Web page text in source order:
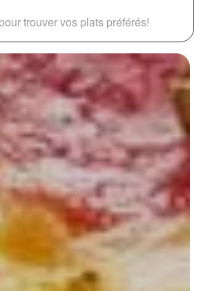
trouver vos plats préférés!